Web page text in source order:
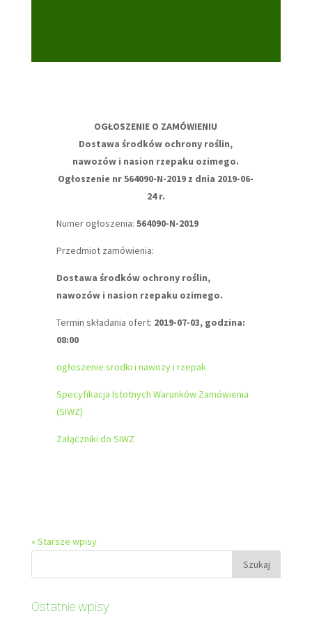
OGŁOSZENIE O ZAMÓWIENIU
Dostawa środków ochrony roślin,
nawozów i nasion rzepaku ozimego.
Ogłoszenie nr 564090-N-2019 z dnia 2019-06-
24 r.
Numer ogłoszenia: 564090-N-2019
Przedmiot zamówienia:
Dostawa środków ochrony roślin,
nawozów i nasion rzepaku ozimego.
Termin składania ofert: 2019-07-03, godzina:
08:00
ogłoszenie srodki i nawozy i rzepak
Specyfikacja Istotnych Warunków Zamówienia
(SIWZ)
Załączniki do SIWZ
« Starsze wpisy
Ostatnie wpisy